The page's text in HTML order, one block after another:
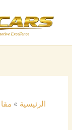
المحتوى
الرئيسية